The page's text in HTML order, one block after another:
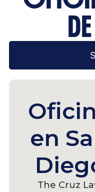
en
The Cruz